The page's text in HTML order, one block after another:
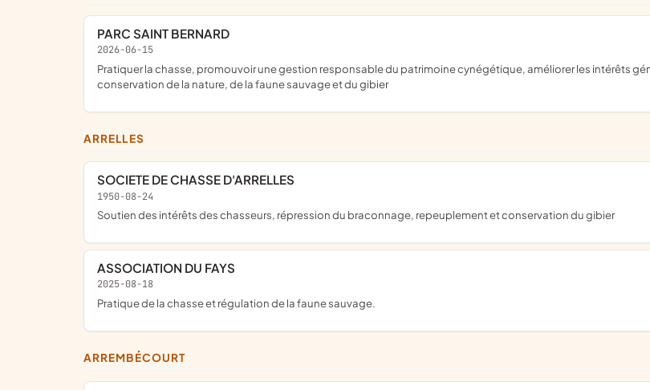
PARC SAINT BERNARD
2026-06-15
pratiquer la chasse, promouvoir une gestion responsable du patrimoine cynégétique, améliorer les intérêts généraux de la chasse et préserver son avenir dans le respect de la
conservation de la nature, de la faune sauvage et du gibier
ARRELLES
SOCIETE DE CHASSE D'ARRELLES
1950-08-24
soutien des intérêts des chasseurs, répression du braconnage, repeuplement et conservation du gibier
ASSOCIATION DU FAYS
2025-08-18
Pratique de la chasse et régulation de la faune sauvage.
ARREMBÉCOURT